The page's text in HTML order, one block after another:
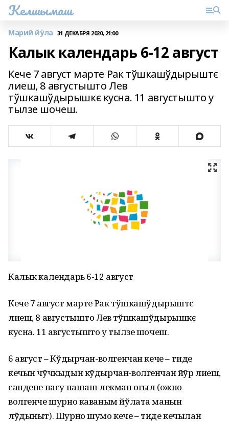
Келшымаш
Марий йӱла 31 ДЕКАБРЯ 2020, 21:00
Калык календарь 6-12 август
Кече 7 август марте Рак тўшкашўдырыштє
лиеш, 8 августышто Лев
тўшкашўдырышкє кусна. 11 августышто у
тылзе шочеш.
Калык календарь 6-12 август
Кече 7 август марте Рак тўшкашўдырыштє
лиеш, 8 августышто Лев тўшкашўдырышкє
кусна. 11 августышто у тылзе шочеш.
6 август – Кўдырчан-волгенчан кече – тиде
кечын чўчкыдын кўдырчан-волгенчан йўр лиеш,
сандене пасу пашаш лекман огыл (ожно
волгенче шурно каваным йўлата манын
лўдыныт). Шурно шумо кече – тиде кечылан